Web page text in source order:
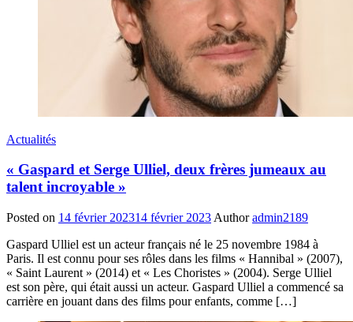
Actualités
« Gaspard et Serge Ulliel, deux frères jumeaux au
talent incroyable »
Posted on 14 février 202314 février 2023 Author admin2189
Gaspard Ulliel est un acteur français né le 25 novembre 1984 à
Paris. Il est connu pour ses rôles dans les films « Hannibal » (2007),
« Saint Laurent » (2014) et « Les Choristes » (2004). Serge Ulliel
est son père, qui était aussi un acteur. Gaspard Ulliel a commencé sa
carrière en jouant dans des films pour enfants, comme […]